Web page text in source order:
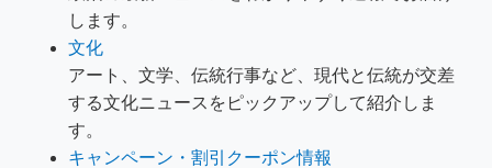
します。
文化
アート、文学、伝統行事など、現代と伝統が交差
する文化ニュースをピックアップして紹介しま
す。
キャンペーン・割引クーポン情報